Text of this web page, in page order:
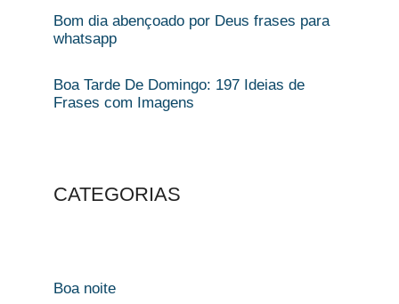
Bom dia abençoado por Deus frases para
whatsapp
Boa Tarde De Domingo: 197 Ideias de
Frases com Imagens
CATEGORIAS
Boa noite